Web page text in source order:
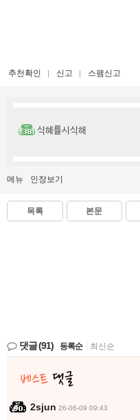
추천확인 신고 스팸신고
식혜를시식해
메뉴 인장보기
목록 본문
댓글(91) 등록순 최신순
2sjun 26-06-09 09:43